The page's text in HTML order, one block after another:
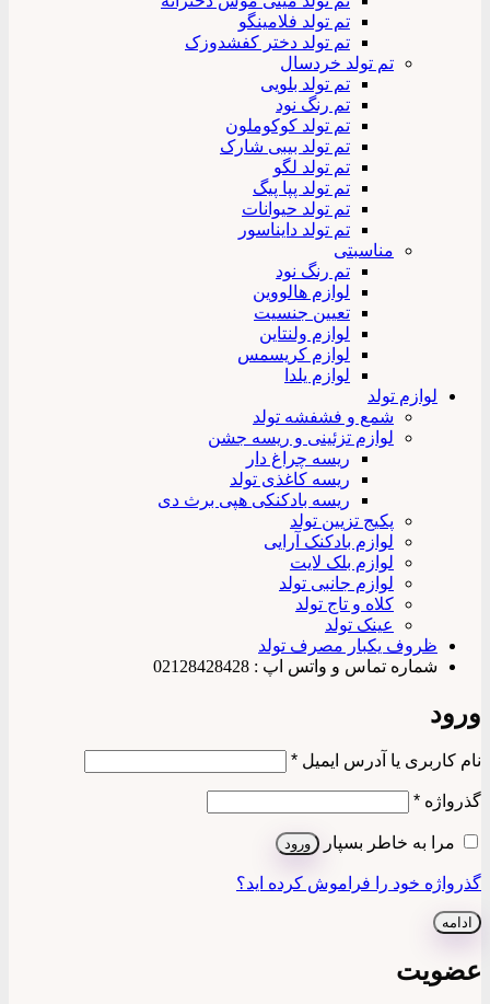
تم تولد فلامینگو
تم تولد دختر کفشدوزک
تم تولد خردسال
تم تولد بلویی
تم رنگ نود
تم تولد کوکوملون
تم تولد بیبی شارک
تم تولد لگو
تم تولد پپا پیگ
تم تولد حیوانات
تم تولد دایناسور
مناسبتی
تم رنگ نود
لوازم هالووین
تعیین جنسیت
لوازم ولنتاین
لوازم کریسمس
لوازم یلدا
لوازم تولد
شمع و فشفشه تولد
لوازم تزئینی و ریسه جشن
ریسه چراغ دار
ریسه کاغذی تولد
ریسه بادکنکی هپی برث دی
پکیج تزیین تولد
لوازم بادکنک آرایی
لوازم بلک لایت
لوازم جانبی تولد
کلاه و تاج تولد
عینک تولد
ظروف یکبار مصرف تولد
شماره تماس و واتس اپ : 02128428428
ورود
نام کاربری یا آدرس ایمیل *الزامی
گذرواژه *الزامی
مرا به خاطر بسپار ورود
گذرواژه خود را فراموش کرده اید؟
ادامه
عضویت